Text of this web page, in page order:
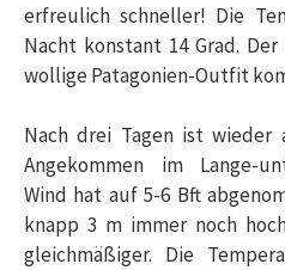
erfreulich schneller! Die
Nacht konstant 14 Grad.
wollige Patagonien-Outfit
Nach drei Tagen ist wieder
Angekommen im Lange-
Wind hat auf 5-6 Bft
knapp 3 m immer noch
gleichmäßiger. Die